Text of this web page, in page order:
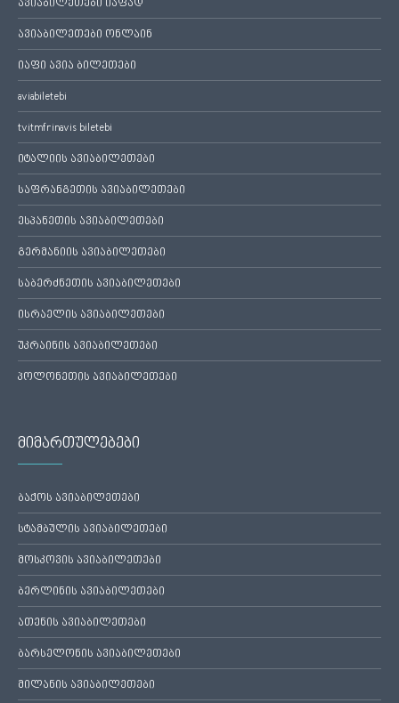
ავიაბილეთები იაფად
ავიაბილეთები ონლაინ
იაფი ავია ბილეთები
aviabiletebi
tvitmfrinavis biletebi
იტალიის ავიაბილეთები
საფრანგეთის ავიაბილეთები
ესპანეთის ავიაბილეთები
გერმანიის ავიაბილეთები
საბერძნეთის ავიაბილეთები
ისრაელის ავიაბილეთები
უკრაინის ავიაბილეთები
პოლონეთის ავიაბილეთები
მიმართულებები
ბაქოს ავიაბილეთები
სტამბულის ავიაბილეთები
მოსკოვის ავიაბილეთები
ბერლინის ავიაბილეთები
ათენის ავიაბილეთები
ბარსელონის ავიაბილეთები
მილანის ავიაბილეთები